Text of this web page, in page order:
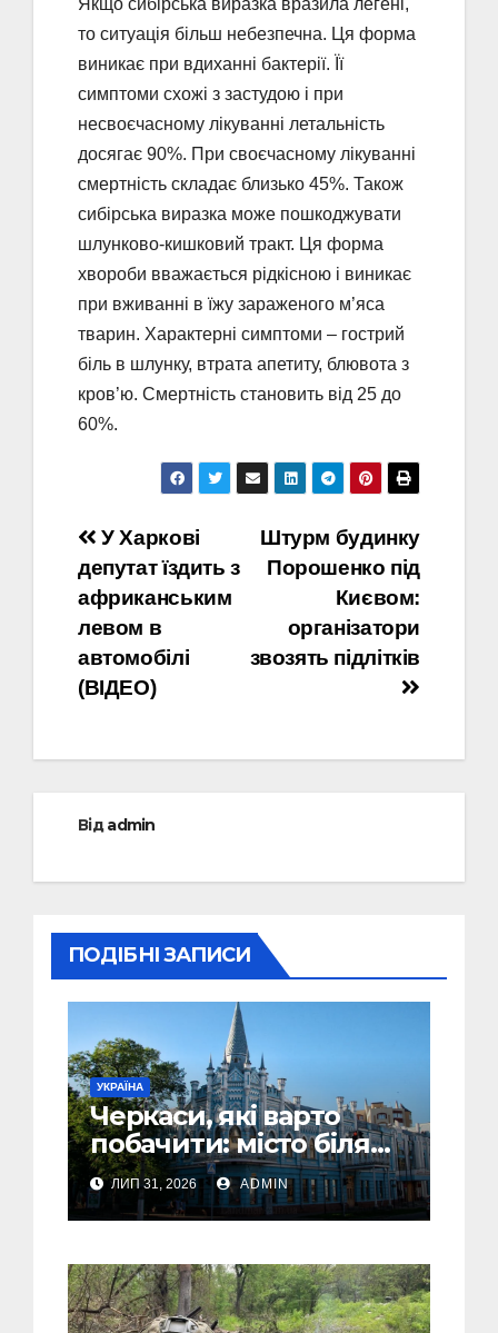
то ситуація більш небезпечна. Ця форма
виникає при вдиханні бактерії. Її
симптоми схожі з застудою і при
несвоєчасному лікуванні летальність
досягає 90%. При своєчасному лікуванні
смертність складає близько 45%. Також
сибірська виразка може пошкоджувати
шлунково-кишковий тракт. Ця форма
хвороби вважається рідкісною і виникає
при вживанні в їжу зараженого м’яса
тварин. Характерні симптоми – гострий
біль в шлунку, втрата апетиту, блювота з
кров’ю. Смертність становить від 25 до
60%.
Навігація
записів
Штурм будинку
Порошенко під
Києвом:
організатори
звозять підлітків
У Харкові
депутат їздить з
африканським
левом в
автомобілі
(ВІДЕО)
Відadmin
ПОДІБНІ ЗАПИСИ
УКРАЇНА
Черкаси, які варто
побачити: місто біля
Дніпра, зелені парки
та місця з особливою
атмосферою
ЛИП 31, 2026 ADMIN